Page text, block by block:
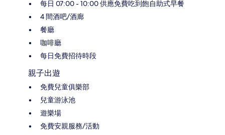
每日 07:00 - 10:00 供應免費吃到飽自助式早餐
4 間酒吧/酒廊
餐廳
咖啡廳
每日免費招待時段
親子出遊
免費兒童俱樂部
兒童游泳池
遊樂場
免費安親服務/活動